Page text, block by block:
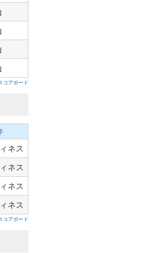
コアボード
ネス
ネス
ネス
ネス
コアボード